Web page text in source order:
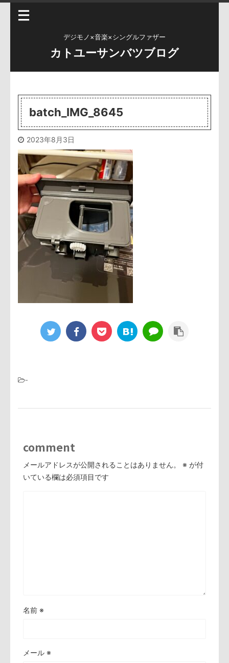
デジモノ×音楽×シングルファザー
カトユーサンバツブログ
batch_IMG_8645
2023年8月3日
-
comment
メールアドレスが公開されることはありません。 ※ が付
いている欄は必須項目です
名前 ※
メール ※